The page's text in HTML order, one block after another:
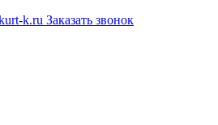
k.ru Заказать звонок